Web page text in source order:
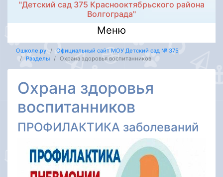
"Детский сад 375 Краснооктябрьского района
Волгограда"
Меню
Ошколе.ру
Официальный сайт МОУ Детский сад № 375
Разделы
Охрана здоровья воспитанников
Охрана здоровья
воспитанников
ПРОФИЛАКТИКА заболеваний